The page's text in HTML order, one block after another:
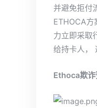
并避免拒付
ETHOCA方
力立即采取
给持卡人，
Ethoca欺诈